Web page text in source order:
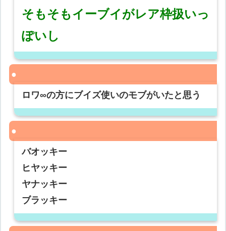
そもそもイーブイがレア枠扱いっ
ぽいし
ロワ∞の方にブイズ使いのモブがいたと思う
バオッキー
ヒヤッキー
ヤナッキー
ブラッキー